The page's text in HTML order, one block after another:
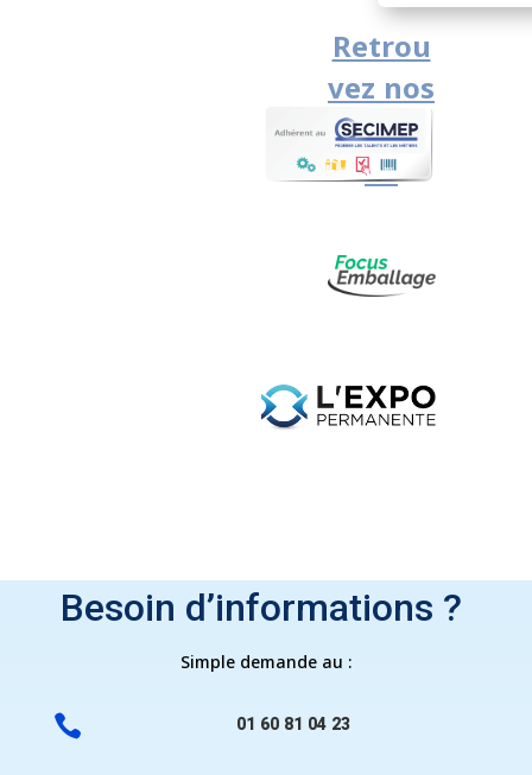
Retrou
vez nos
solutio
ns
Besoin d’informations ?
Simple demande au :
 01 60 81 04 23